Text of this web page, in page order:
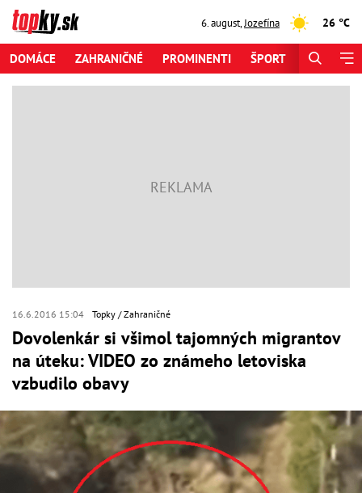
6. august,Jozefína 26 °C
DOMÁCE ZAHRANIČNÉ PROMINENTI ŠPORT
16.6.2016 15:04 Topky Zahraničné
Dovolenkár si všimol tajomných migrantov
na úteku: VIDEO zo známeho letoviska
vzbudilo obavy